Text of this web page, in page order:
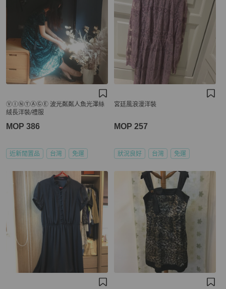
ⓋⒾⓃⓉⒶⒼⒺ 波光粼粼人魚光澤絲
絨長洋裝/禮服
MOP 386
近新閒置品 台灣 免運
宮廷風浪漫洋裝
MOP 257
狀況良好 台灣 免運